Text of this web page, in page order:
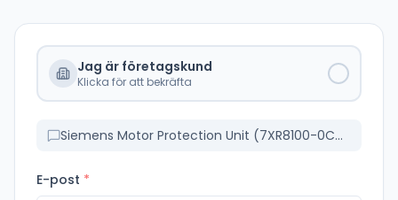
Jag är företagskund
Klicka för att bekräfta
Siemens Motor Protection Unit (7XR8100-0CA00)
E-post *